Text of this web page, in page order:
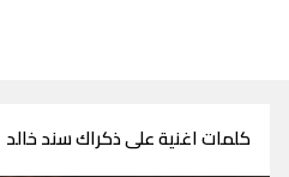
كلمات اغنية على ذكراك سند خالد